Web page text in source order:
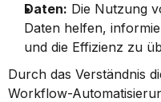
Daten: Die Nutzung
Daten helfen,
und die Effizienz zu
Durch das Verständnis
Workflow-